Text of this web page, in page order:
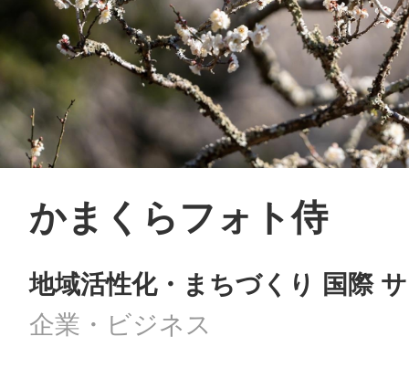
かまくらフォト侍
地域活性化・まちづくり 国際
企業・ビジネス